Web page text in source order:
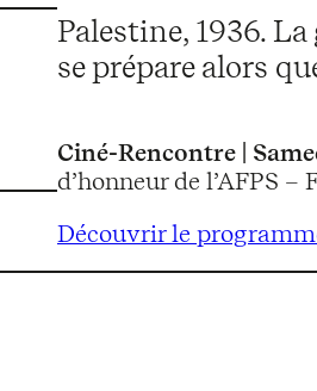
Palestine, 1936.
se prépare alors
Ciné-Rencontre |
d’honneur de l’AFPS
Découvrir le